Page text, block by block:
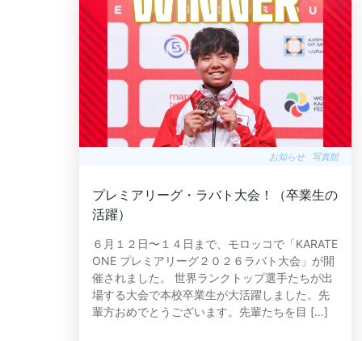
お知らせ 写真館
プレミアリーグ・ラバト大会！（卒業生の
活躍）
６月１２日〜１４日まで、モロッコで「KARATE
ONE プレミアリーグ２０２６ラバト大会」が開
催されました。 世界ランクトップ選手たちが出
場する大会で本校卒業生が大活躍しました。先
輩方おめでとうございます。先輩たちを目 […]